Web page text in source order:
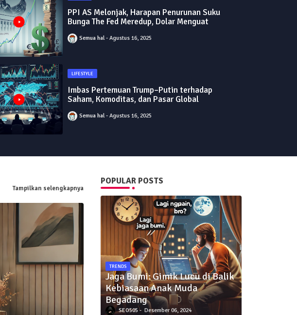
PPI AS Melonjak, Harapan Penurunan Suku
Bunga The Fed Meredup, Dolar Menguat
Semua hal Agustus 16, 2025
LIFESTYLE
Imbas Pertemuan Trump–Putin terhadap
Saham, Komoditas, dan Pasar Global
Semua hal Agustus 16, 2025
Tampilkan selengkapnya
POPULAR POSTS
TRENDS
Jaga Bumi: Gimik Lucu di Balik
Kebiasaan Anak Muda
Begadang
SEO505 Desember 06, 2024